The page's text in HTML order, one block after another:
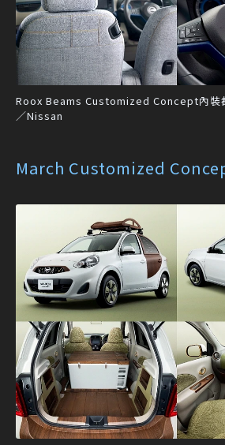
Roox Beams Customized Concept內裝
／Nissan
March Customized